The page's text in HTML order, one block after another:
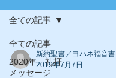
全ての記事
2020年 礼拝
メッセージ
全ての記事
新約聖書／ヨハネ福音書
2019年7月7日